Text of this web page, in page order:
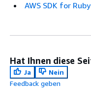
AWS SDK for
Hat Ihnen diese
Ja
Nein
Feedback geben